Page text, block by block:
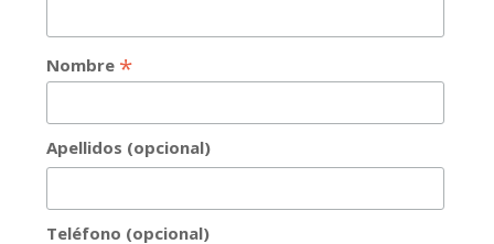
Nombre *
Apellidos (opcional)
Teléfono (opcional)